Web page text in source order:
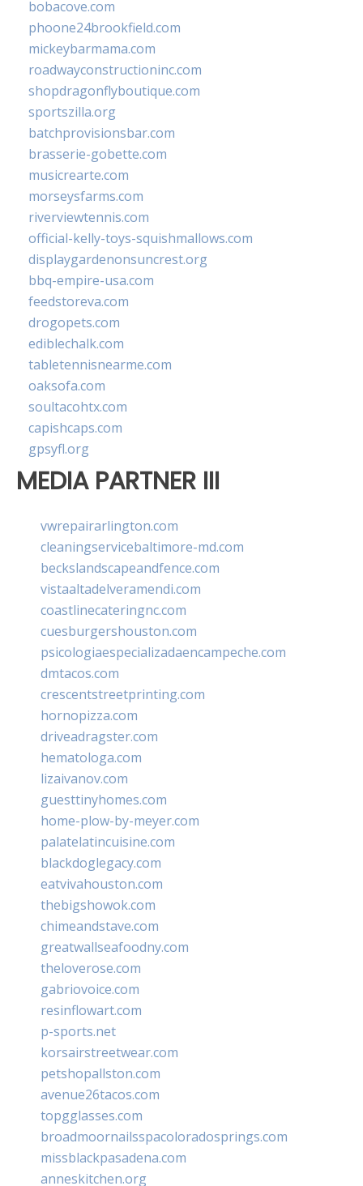
bobacove.com
phoone24brookfield.com
mickeybarmama.com
roadwayconstructioninc.com
shopdragonflyboutique.com
sportszilla.org
batchprovisionsbar.com
brasserie-gobette.com
musicrearte.com
morseysfarms.com
riverviewtennis.com
official-kelly-toys-squishmallows.com
displaygardenonsuncrest.org
bbq-empire-usa.com
feedstoreva.com
drogopets.com
ediblechalk.com
tabletennisnearme.com
oaksofa.com
soultacohtx.com
capishcaps.com
gpsyfl.org
MEDIA PARTNER III
vwrepairarlington.com
cleaningservicebaltimore-md.com
beckslandscapeandfence.com
vistaaltadelveramendi.com
coastlinecateringnc.com
cuesburgershouston.com
psicologiaespecializadaencampeche.com
dmtacos.com
crescentstreetprinting.com
hornopizza.com
driveadragster.com
hematologa.com
lizaivanov.com
guesttinyhomes.com
home-plow-by-meyer.com
palatelatincuisine.com
blackdoglegacy.com
eatvivahouston.com
thebigshowok.com
chimeandstave.com
greatwallseafoodny.com
theloverose.com
gabriovoice.com
resinflowart.com
p-sports.net
korsairstreetwear.com
petshopallston.com
avenue26tacos.com
topgglasses.com
broadmoornailsspacoloradosprings.com
missblackpasadena.com
anneskitchen.org